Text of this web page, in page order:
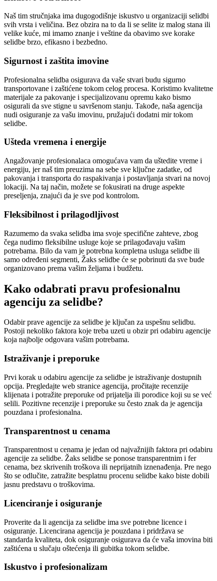
Naš tim stručnjaka ima dugogodišnje iskustvo u organizaciji selidbi
svih vrsta i veličina. Bez obzira na to da li se selite iz malog stana ili
velike kuće, mi imamo znanje i veštine da obavimo sve korake
selidbe brzo, efikasno i bezbedno.
Sigurnost i zaštita imovine
Profesionalna selidba osigurava da vaše stvari budu sigurno
transportovane i zaštićene tokom celog procesa. Koristimo kvalitetne
materijale za pakovanje i specijalizovanu opremu kako bismo
osigurali da sve stigne u savršenom stanju. Takođe, naša agencija
nudi osiguranje za vašu imovinu, pružajući dodatni mir tokom
selidbe.
Ušteda vremena i energije
Angažovanje profesionalaca omogućava vam da uštedite vreme i
energiju, jer naš tim preuzima na sebe sve ključne zadatke, od
pakovanja i transporta do raspakivanja i postavljanja stvari na novoj
lokaciji. Na taj način, možete se fokusirati na druge aspekte
preseljenja, znajući da je sve pod kontrolom.
Fleksibilnost i prilagodljivost
Razumemo da svaka selidba ima svoje specifične zahteve, zbog
čega nudimo fleksibilne usluge koje se prilagođavaju vašim
potrebama. Bilo da vam je potrebna kompletna usluga selidbe ili
samo određeni segmenti, Žaks selidbe će se pobrinuti da sve bude
organizovano prema vašim željama i budžetu.
Kako odabrati pravu profesionalnu
agenciju za selidbe?
Odabir prave agencije za selidbe je ključan za uspešnu selidbu.
Postoji nekoliko faktora koje treba uzeti u obzir pri odabiru agencije
koja najbolje odgovara vašim potrebama.
Istraživanje i preporuke
Prvi korak u odabiru agencije za selidbe je istraživanje dostupnih
opcija. Pregledajte web stranice agencija, pročitajte recenzije
klijenata i potražite preporuke od prijatelja ili porodice koji su se već
selili. Pozitivne recenzije i preporuke su često znak da je agencija
pouzdana i profesionalna.
Transparentnost u cenama
Transparentnost u cenama je jedan od najvažnijih faktora pri odabiru
agencije za selidbe. Žaks selidbe se ponose transparentnim i fer
cenama, bez skrivenih troškova ili neprijatnih iznenađenja. Pre nego
što se odlučite, zatražite besplatnu procenu selidbe kako biste dobili
jasnu predstavu o troškovima.
Licenciranje i osiguranje
Proverite da li agencija za selidbe ima sve potrebne licence i
osiguranje. Licencirana agencija je pouzdana i pridržava se
standarda kvaliteta, dok osiguranje osigurava da će vaša imovina biti
zaštićena u slučaju oštećenja ili gubitka tokom selidbe.
Iskustvo i profesionalizam